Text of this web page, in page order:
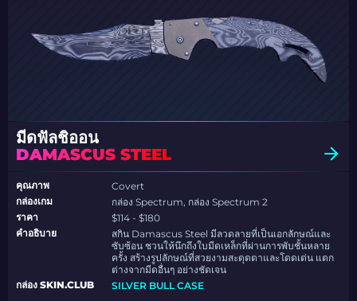
มีดฟัลชิออน
DAMASCUS STEEL
คุณภาพ
Covert
กล่องเกม
กล่อง Spectrum, กล่อง Spectrum 2
ราคา
$114 - $180
คำอธิบาย
สกิน Damascus Steel มีลวดลายที่เป็นเอกลักษณ์และ
ซับซ้อน ชวนให้นึกถึงใบมีดเหล็กที่ผ่านการพับชั้นหลาย
ครั้ง สร้างรูปลักษณ์ที่สวยงามสะดุดตาและโดดเด่น แตก
ต่างจากมีดอื่นๆ อย่างชัดเจน
กล่อง SKIN.CLUB
SILVER BULL CASE